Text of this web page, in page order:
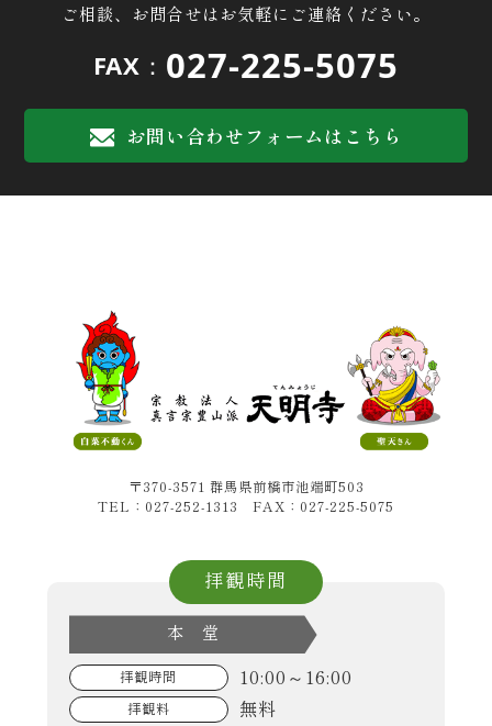
ご相談、お問合せはお気軽にご連絡ください。
FAX： 027-225-5075
お問い合わせフォームはこちら
〒370-3571 群馬県前橋市池端町503
TEL：027-252-1313 FAX：027-225-5075
拝観時間
本 堂
拝観時間 10:00～16:00
拝観料 無料